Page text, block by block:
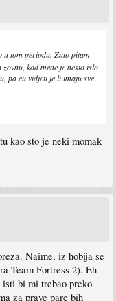
u tom periodu. Zato pitam
kod mene je nesto islo
pa cu vidjeti je li imaju sve
kao sto je neki momak
Naime, iz hobija se
Team Fortress 2). Eh
isti bi mi trebao preko
za prave pare bih